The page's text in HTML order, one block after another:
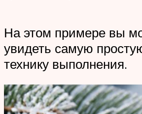
На этом примере вы
увидеть самую
технику выполнения.